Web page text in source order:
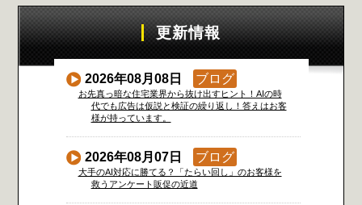
更新情報
2026年08月08日 ブログ
お先真っ暗な住宅業界から抜け出すヒント！AIの時
代でも広告は仮説と検証の繰り返し！答えはお客
様が持っています。
2026年08月07日 ブログ
大手のAI対応に勝てる？「たらい回し」のお客様を
救うアンケート販促の近道